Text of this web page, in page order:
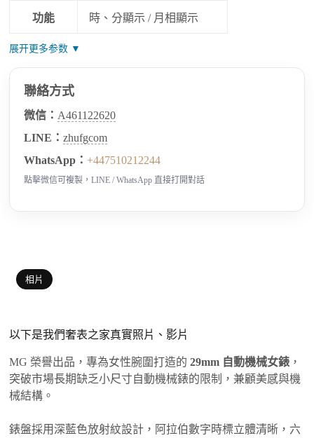
功能 時、分顯示 / 月相顯示
展开更多参数 ▼
聯絡方式
微信： A461122620
LINE：zhufgcom
WhatsApp：+447510212244
點擊微信可複製，LINE / WhatsApp 直接打開對話
相片
以下是我們奢表之家真實照片、影片
MG 榮譽出品，專為女性腕圍打造的29mm 自動機械女錶 ，
突破市場長期缺乏小尺寸自動機械錶的限制，兼顧美感與機
械結構。
錶盤採用深藍色放射紋設計，阿拉伯數字時標立體清晰，六